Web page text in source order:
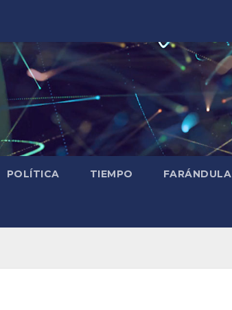
POLÍTICA TIEMPO FARÁNDULA